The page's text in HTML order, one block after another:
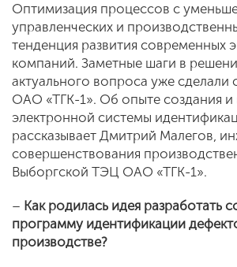
Оптимизация процессов с
управленческих и
тенденция развития современных
компаний. Заметные шаги в
актуального вопроса уже сделали
ОАО «ТГК-1». Об опыте создания и
электронной системы
рассказывает Дмитрий Малегов,
совершенствования
Выборгской ТЭЦ ОАО «ТГК-1».
– Как родилась идея разработать
программу идентификации
производстве?